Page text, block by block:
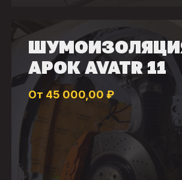
АРОК AVATR 11
От 45 000,00 ₽